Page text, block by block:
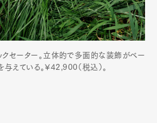
クセーター。立体的で多面的な装飾がベー
与えている。¥42,900（税込）。